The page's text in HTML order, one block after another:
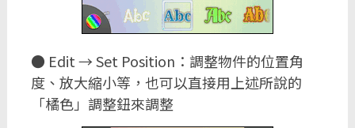
● Edit → Set Position：調整物件的位置角
度、放大縮小等，也可以直接用上述所說的
「橘色」調整鈕來調整